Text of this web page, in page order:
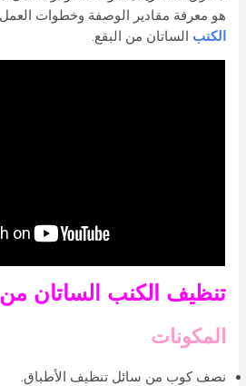
هو معرفة مقادير الوصفة وخطوات
الكنب الساتان من البقع.
تنظيف الكنب الساتان من
المكونات
نصف كوب من سائل تنظيف الأطباق.